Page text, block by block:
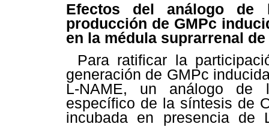
Efectos del análogo de
producción de GMPc
en la médula suprarrenal
Para ratificar la
generación de GMPc
L-NAME, un análogo de
específico de la síntesis de
incubada en presencia de